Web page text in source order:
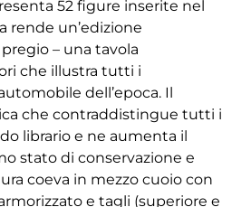
52 figure inserite nel
rende un’edizione
– una tavola
che illustra tutti i
dell’epoca. Il
che contraddistingue tutti i
librario e ne aumenta il
stato di conservazione e
coeva in mezzo cuoio con
e tagli (superiore e